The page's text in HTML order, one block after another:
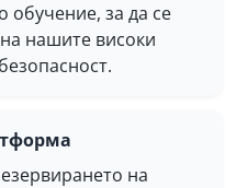
обучение, за да се
нашите високи
на